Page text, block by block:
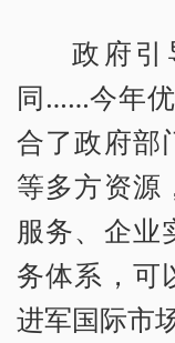
政府引
同……今年优
合了政府部
等多方资源
服务、企业
务体系，可
进军国际市